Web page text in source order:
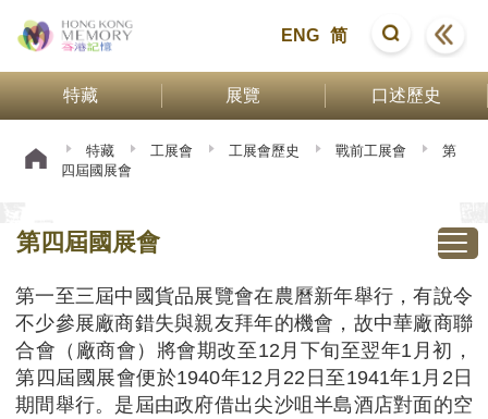
ENG 简
特藏 展覽 口述歷史
特藏 工展會 工展會歷史 戰前工展會
第
四屆國展會
第四屆國展會
第一至三屆中國貨品展覽會在農曆新年舉行，有說令
不少參展廠商錯失與親友拜年的機會，故中華廠商聯
合會（廠商會）將會期改至12月下旬至翌年1月初，
第四屆國展會便於1940年12月22日至1941年1月2日
期間舉行。是屆由政府借出尖沙咀半島酒店對面的空